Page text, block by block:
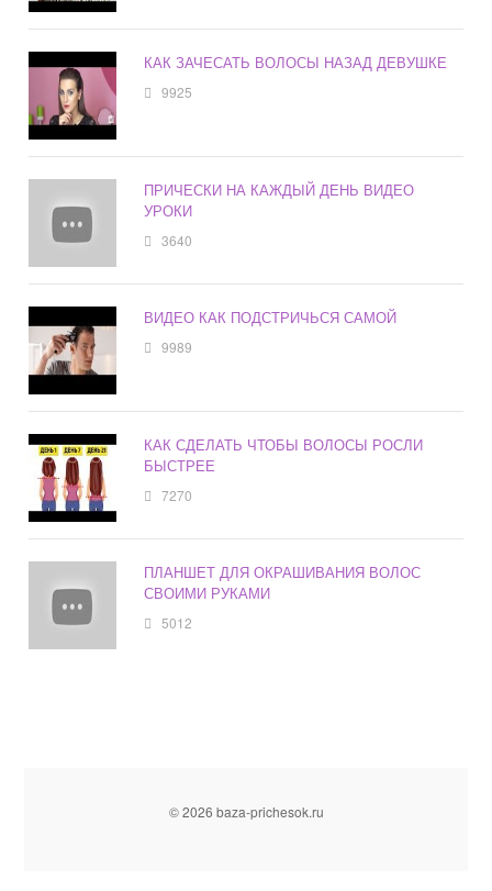
КАК ЗАЧЕСАТЬ ВОЛОСЫ НАЗАД ДЕВУШКЕ
9925
ПРИЧЕСКИ НА КАЖДЫЙ ДЕНЬ ВИДЕО
УРОКИ
3640
ВИДЕО КАК ПОДСТРИЧЬСЯ САМОЙ
9989
КАК СДЕЛАТЬ ЧТОБЫ ВОЛОСЫ РОСЛИ
БЫСТРЕЕ
7270
ПЛАНШЕТ ДЛЯ ОКРАШИВАНИЯ ВОЛОС
СВОИМИ РУКАМИ
5012
© 2026 baza-prichesok.ru